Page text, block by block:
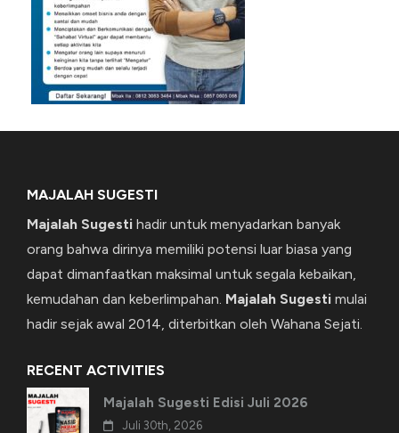
MAJALAH SUGESTI
Majalah Sugesti hadir untuk menyadarkan banyak
orang bahwa dirinya memiliki potensi luar biasa yang
dapat dimanfaatkan maksimal untuk segala kebaikan,
kemudahan dan keberlimpahan. Majalah Sugesti mulai
hadir sejak awal 2014, diterbitkan oleh Wahana Sejati.
RECENT ACTIVITIES
Majalah Sugesti Edisi Juli 2026
Juli 30th, 2026